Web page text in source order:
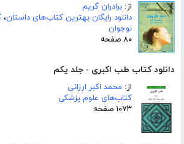
از: برادران گریم
دانلود رایگان بهترین کتاب‌های داستان،
نوجوان
۸۰ صفحه
دانلود کتاب طب اکبری - جلد یکم
از: محمد اکبر ارزانی
کتاب‌های علوم پزشکی
۱۰۷۳ صفحه